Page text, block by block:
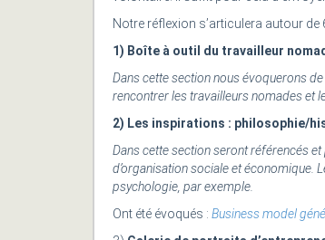
Notre réflexion s’articulera autour de
1) Boîte à outil du travailleur
Dans cette section nous évoquerons
rencontrer les travailleurs nomades et
2) Les inspirations : philosophie/
Dans cette section seront référencés
d’organisation sociale et économique.
psychologie, par exemple.
Ont été évoqués : Business model